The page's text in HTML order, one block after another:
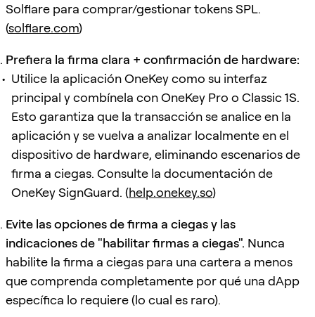
Solflare para comprar/gestionar tokens SPL.
(solflare.com)
Prefiera la firma clara + confirmación de hardware:
Utilice la aplicación OneKey como su interfaz
principal y combínela con OneKey Pro o Classic 1S.
Esto garantiza que la transacción se analice en la
aplicación y se vuelva a analizar localmente en el
dispositivo de hardware, eliminando escenarios de
firma a ciegas. Consulte la documentación de
OneKey SignGuard. (help.onekey.so)
Evite las opciones de firma a ciegas y las
indicaciones de "habilitar firmas a ciegas". Nunca
habilite la firma a ciegas para una cartera a menos
que comprenda completamente por qué una dApp
específica lo requiere (lo cual es raro).